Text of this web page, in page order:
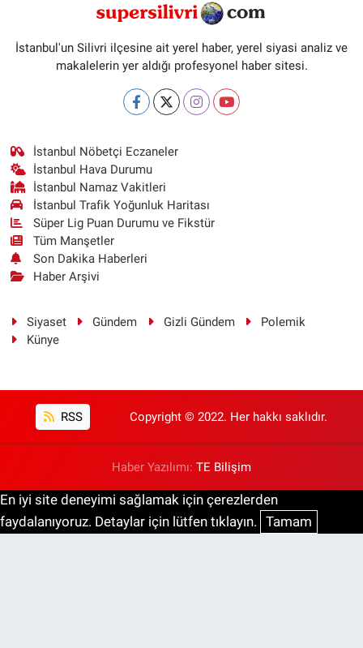
İstanbul'un Silivri ilçesine ait yerel haber, yerel siyasi analiz ve
makalelerin yer aldığı profesyonel haber sitesi.
İstanbul Nöbetçi Eczaneler
İstanbul Hava Durumu
İstanbul Namaz Vakitleri
İstanbul Trafik Yoğunluk Haritası
Süper Lig Puan Durumu ve Fikstür
Tüm Manşetler
Son Dakika Haberleri
Haber Arşivi
Siyaset Gündem Gizli Gündem
Polemik
Künye
RSS Copyright © 2022. Her hakkı saklıdır.
Haber Yazılımı: TE Bilişim
En iyi site deneyimi sağlamak için çerezlerden
faydalanıyoruz. Detaylar için lütfen tıklayın. Tamam